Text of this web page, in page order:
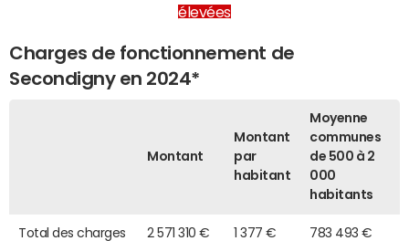
élevées
Charges de fonctionnement de
Secondigny en 2024*
Montant
Montant
par
habitant
Moyenne
communes
de 500 à 2
000
habitants
Total des charges
2 571 310 € 1 377 € 783 493 €